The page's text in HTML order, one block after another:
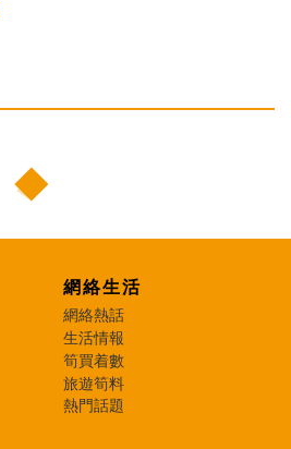
網絡生活
網絡熱話
生活情報
筍買着數
旅遊筍料
熱門話題